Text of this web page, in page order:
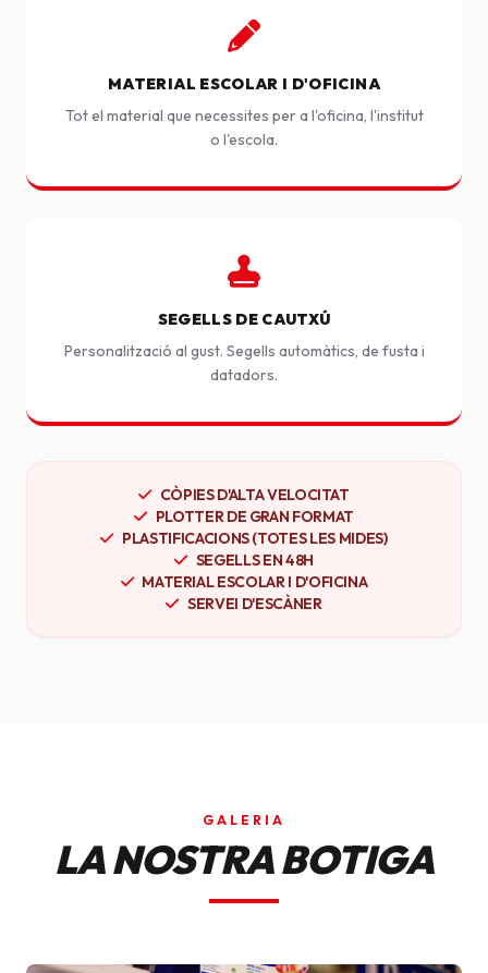
MATERIAL ESCOLAR I D'OFICINA
Tot el material que necessites per a l'oficina, l'institut
o l'escola.
SEGELLS DE CAUTXÚ
Personalització al gust. Segells automàtics, de fusta i
datadors.
CÒPIES D'ALTA VELOCITAT
PLOTTER DE GRAN FORMAT
PLASTIFICACIONS (TOTES LES MIDES)
SEGELLS EN 48H
MATERIAL ESCOLAR I D'OFICINA
SERVEI D'ESCÀNER
GALERIA
LA NOSTRA BOTIGA